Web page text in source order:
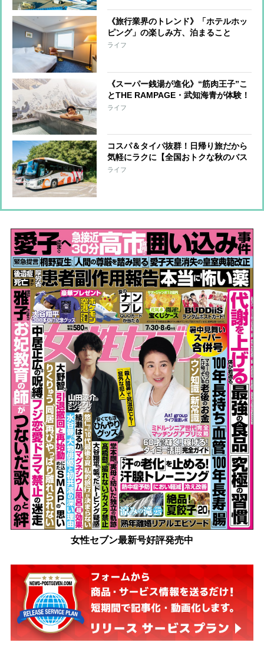
《旅行業界のトレンド》「ホテルホッ
ピング」の楽しみ方、泊まること
を“体験”として捉え、1泊目と2泊目で
ライフ
《スーパー銭湯が進化》“筋肉王子”こ
とTHE RAMPAGE・武知海青が体験！
「絶景＆美食」「都会のオアシス」な
ライフ
コスパ＆タイパ抜群！日帰り旅だから
気軽にラクに【全国おトクな秋のバス
ツアー】を一挙紹介！グルメ・紅葉・
ライフ
女性セブン最新号好評発売中